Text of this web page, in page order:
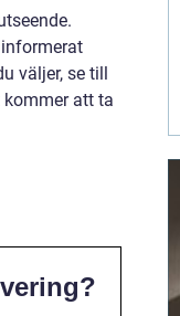
väljer, se till
att ta